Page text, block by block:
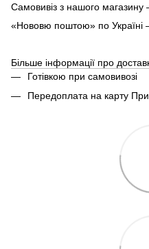
Самовивіз з нашого магазину
«Нововю поштою» по Україні
Більше інформації про
Готівкою при самовивозі
Передоплата на карту